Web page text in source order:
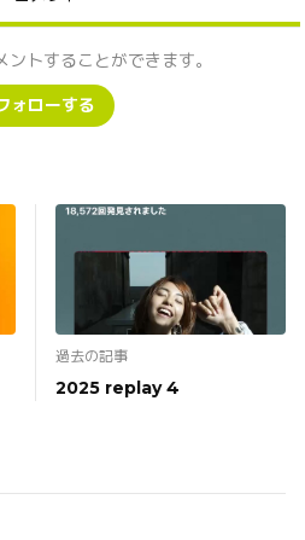
トすることができます。
ォローする
過去の記事
2025 replay 4